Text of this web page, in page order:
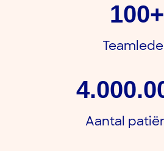
100+
Aantal